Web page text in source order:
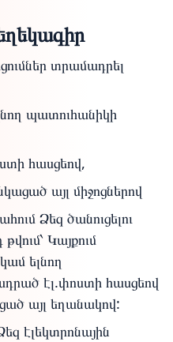
տրամադրել
պատուհանիկի
հասցեով,
այլ միջոցներով
Ձեզ ծանուցելու
Կայքում
ելնող
էլ.փոստի հասցեով
այլ եղանակով:
էլեկտրոնային